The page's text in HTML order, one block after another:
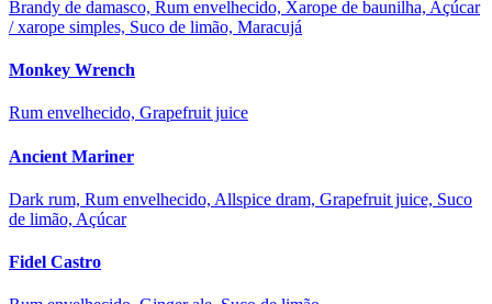
Brandy de damasco, Rum envelhecido, Xarope de baunilha, Açúcar
/ xarope simples, Suco de limão, Maracujá
Monkey Wrench
Rum envelhecido, Grapefruit juice
Ancient Mariner
Dark rum, Rum envelhecido, Allspice dram, Grapefruit juice, Suco
de limão, Açúcar
Fidel Castro